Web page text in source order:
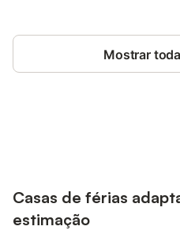
Mostrar
Casas de férias
estimação